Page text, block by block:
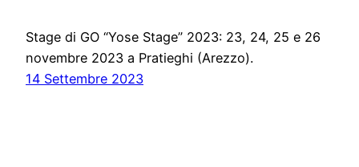
Stage di GO “Yose Stage” 2023: 23, 24, 25 e 26
novembre 2023 a Pratieghi (Arezzo).
14 Settembre 2023